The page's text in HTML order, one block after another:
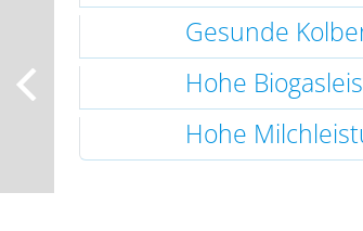
Gesunde
Hohe
Hohe